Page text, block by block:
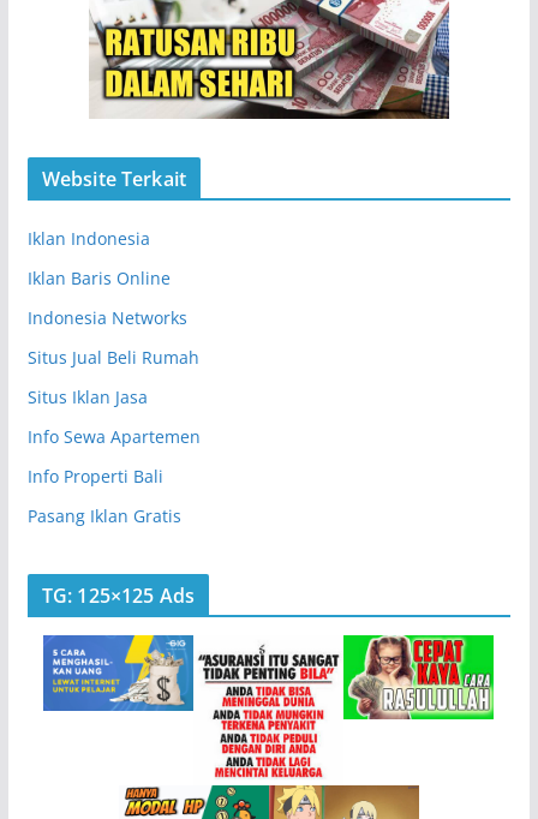
Website Terkait
Iklan Indonesia
Iklan Baris Online
Indonesia Networks
Situs Jual Beli Rumah
Situs Iklan Jasa
Info Sewa Apartemen
Info Properti Bali
Pasang Iklan Gratis
TG: 125×125 Ads